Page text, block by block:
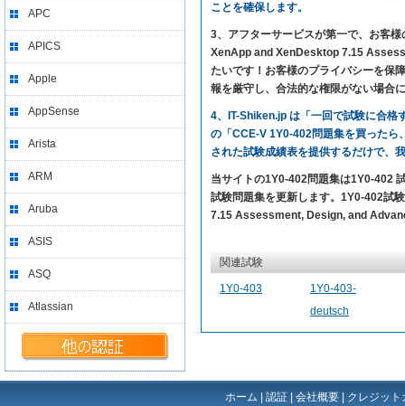
APC
APICS
Apple
AppSense
Arista
ARM
Aruba
ASIS
ASQ
Atlassian
ことを確保します。
3、アフターサービスが第一で、お客
XenApp and XenDesktop 7.15
たいです！お客様のプライバシーを保
報を厳守し、合法的な権限がない場合
4、IT-Shiken.jp は「一回で試験に合格
の「CCE-V 1Y0-402問題集を買ったら
された試験成績表を提供するだけで、
当サイトの1Y0-402問題集は1Y0-402
試験問題集を更新します。1Y0-402試
7.15 Assessment, Design, and
関連試験
1Y0-403
1Y0-403-
deutsch
ホーム 認証 会社概要 クレジッ